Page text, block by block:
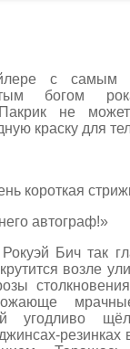
с самым
богом
не
краску для
короткая
автограф!»
Бич так
возле
угодливо
резинках